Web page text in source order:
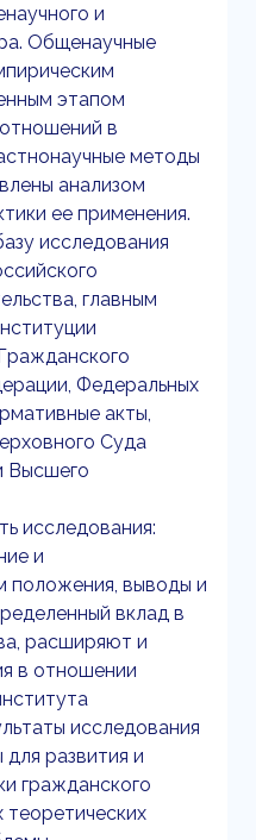
и
Общенаучные
этапом
в
методы
анализом
ее применения.
исследования
главным
Федеральных
акты,
Суда
Высшего
исследования:
и
положения, выводы и
вклад в
расширяют и
в отношении
исследования
развития и
гражданского